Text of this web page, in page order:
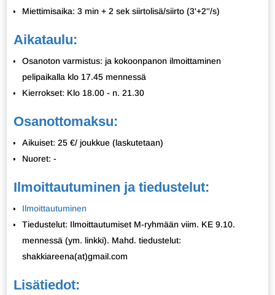
Miettimisaika: 3 min + 2 sek siirtolisä/siirto (3'+2''/s)
Aikataulu:
Osanoton varmistus: ja kokoonpanon ilmoittaminen
pelipaikalla klo 17.45 mennessä
Kierrokset: Klo 18.00 - n. 21.30
Osanottomaksu:
Aikuiset: 25 €/ joukkue (laskutetaan)
Nuoret: -
Ilmoittautuminen ja tiedustelut:
Ilmoittautuminen
Tiedustelut: Ilmoittautumiset M-ryhmään viim. KE 9.10.
mennessä (ym. linkki). Mahd. tiedustelut:
shakkiareena(at)gmail.com
Lisätiedot: